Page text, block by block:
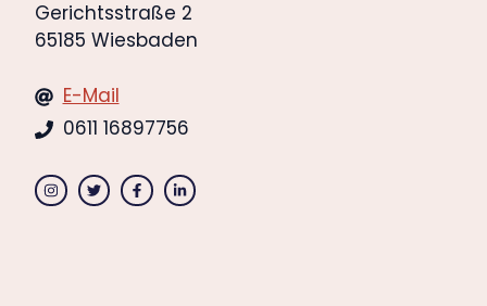
Gerichtsstraße 2
65185 Wiesbaden
E-Mail
0611 16897756